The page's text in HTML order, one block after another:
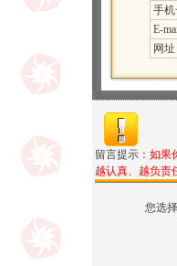
手机
E-
网址
留言提示： 如果
越认真、越负责
您选